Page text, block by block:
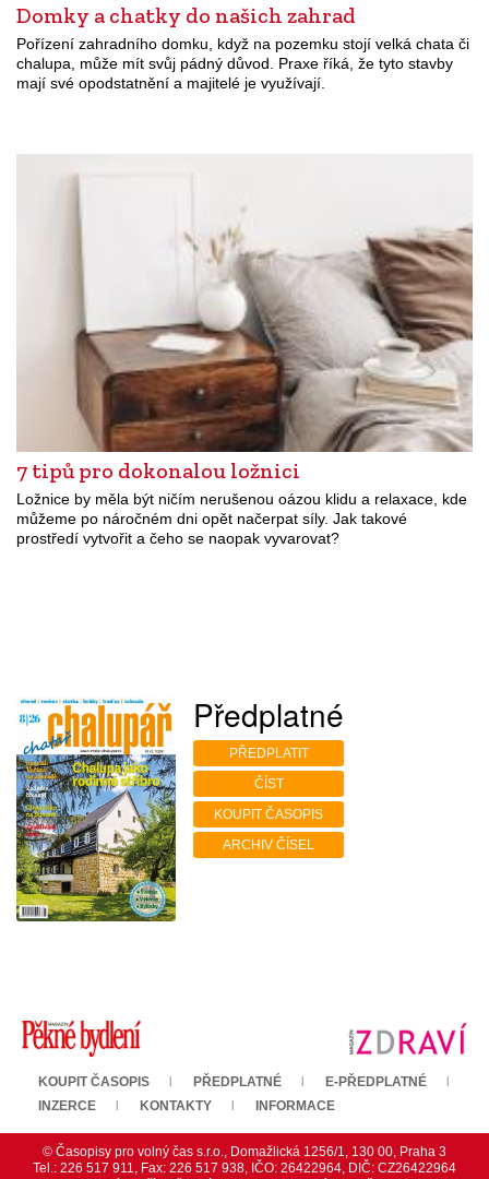
Domky a chatky do našich zahrad
Pořízení zahradního domku, když na pozemku stojí velká chata či
chalupa, může mít svůj pádný důvod. Praxe říká, že tyto stavby
mají své opodstatnění a majitelé je využívají.
7 tipů pro dokonalou ložnici
Ložnice by měla být ničím nerušenou oázou klidu a relaxace, kde
můžeme po náročném dni opět načerpat síly. Jak takové
prostředí vytvořit a čeho se naopak vyvarovat?
Předplatné
PŘEDPLATIT
ČÍST
KOUPIT ČASOPIS
ARCHIV ČÍSEL
KOUPIT ČASOPIS PŘEDPLATNÉ
E-PŘEDPLATNÉ
INZERCE
KONTAKTY INFORMACE
© Časopisy pro volný čas s.r.o., Domažlická 1256/1, 130 00, Praha 3
Tel.: 226 517 911, Fax: 226 517 938, IČO: 26422964, DIČ: CZ26422964